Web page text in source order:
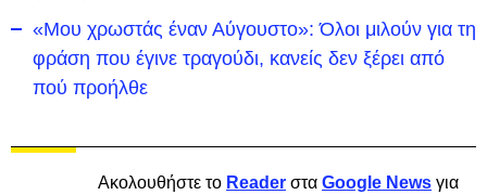
«Μου χρωστάς έναν Αύγουστο»: Όλοι μιλούν για τη
φράση που έγινε τραγούδι, κανείς δεν ξέρει από
πού προήλθε
Ακολουθήστε το Reader στα Google News για